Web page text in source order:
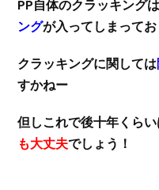
PP自体のクラッキング
ングが入ってしまってお
クラッキングに関しては
すかねー
但しこれで後十年くらい
も大丈夫でしょう！